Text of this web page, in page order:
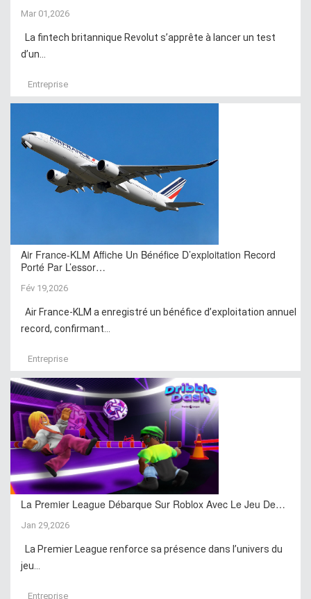
Mar 01,2026
La fintech britannique Revolut s’apprête à lancer un test
d’un...
Entreprise
Air France-KLM Affiche Un Bénéfice D’exploitation Record
Porté Par L’essor…
Fév 19,2026
Air France-KLM a enregistré un bénéfice d’exploitation annuel
record, confirmant...
Entreprise
La Premier League Débarque Sur Roblox Avec Le Jeu De…
Jan 29,2026
La Premier League renforce sa présence dans l’univers du
jeu...
Entreprise